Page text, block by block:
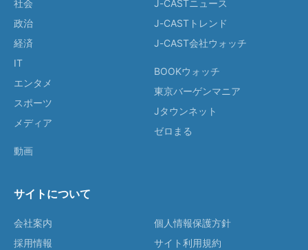
社会
政治
経済
IT
エンタメ
スポーツ
メディア
動画
J-CASTニュース
J-CASTトレンド
J-CAST会社ウォッチ
BOOKウォッチ
東京バーゲンマニア
Jタウンネット
ゼロまる
サイトについて
会社案内
採用情報
個人情報保護方針
サイト利用規約